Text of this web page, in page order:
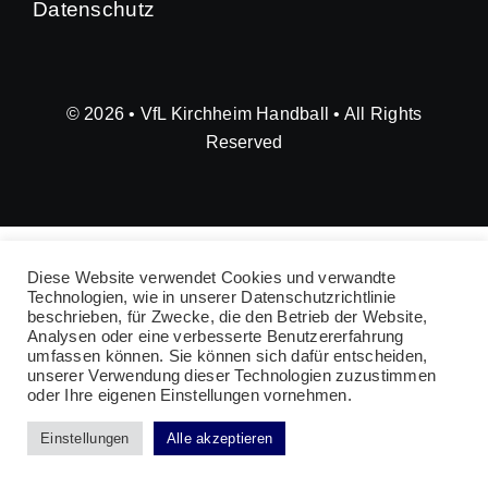
Datenschutz
© 2026 • VfL Kirchheim Handball • All Rights
Reserved
Diese Website verwendet Cookies und verwandte
Technologien, wie in unserer Datenschutzrichtlinie
beschrieben, für Zwecke, die den Betrieb der Website,
Analysen oder eine verbesserte Benutzererfahrung
umfassen können. Sie können sich dafür entscheiden,
unserer Verwendung dieser Technologien zuzustimmen
oder Ihre eigenen Einstellungen vornehmen.
Einstellungen Alle akzeptieren